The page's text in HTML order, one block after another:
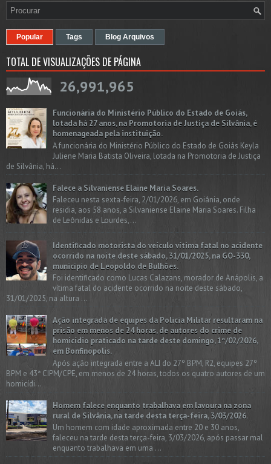
Popular Tags Blog Arquivos
TOTAL DE VISUALIZAÇÕES DE PÁGINA
26,991,965
Funcionária do Ministério Público do Estado de Goiás,
lotada há 27 anos, na Promotoria de Justiça de Silvânia, é
homenageada pela instituição.
A funcionária do Ministério Público do Estado de Goiás Keyla
Juliene Maria Batista Oliveira, lotada na Promotoria de Justiça
de Silvânia, há...
Falece a Silvaniense Elaine Maria Soares.
Faleceu nesta sexta-feira, 2/01/2026, em Goiânia, onde
residia, aos 58 anos, a Silvaniense Elaine Maria Soares. Filha
de Leônidas e Lourdes,...
Identificado motorista do veículo vítima fatal no acidente
ocorrido na noite deste sábado, 31/01/2025, na GO-330,
município de Leopoldo de Bulhões.
Foi identificado como Lucas Calazans, morador de Anápolis, a
vítima fatal do acidente ocorrido na noite deste sábado,
31/01/2025, na altura ...
Ação integrada de equipes da Policia Militar resultaram na
prisão em menos de 24 horas, de autores do crime de
homicídio praticado na tarde deste domingo, 1º/02/2026,
em Bonfinópolis.
Após ação integrada entre a ALI do 27º BPM, R2, equipes 27º
BPM e 43ª CIPM/CPE, em menos de 24 horas, todos os quatro autores de um
homicídi...
Homem falece enquanto trabalhava em lavoura na zona
rural de Silvânia, na tarde desta terça-feira, 3/03/2026.
Um homem com idade aproximada entre 20 e 30 anos,
faleceu na tarde desta terça-feira, 3/03/2026, após passar mal
enquanto trabalhava em uma ...